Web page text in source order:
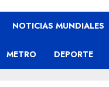
NOTICIAS MUNDIALES
METRO DEPORTE